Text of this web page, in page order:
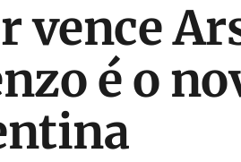
vence
é o